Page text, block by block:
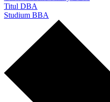
Titul DBA
Studium BBA